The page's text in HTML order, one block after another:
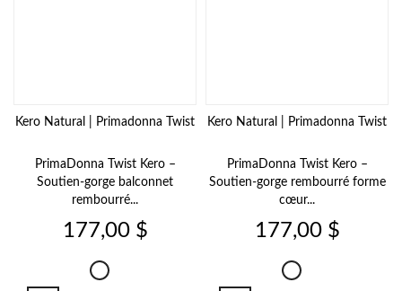
Kero Natural | Primadonna Twist
PrimaDonna Twist Kero –
Soutien-gorge balconnet
rembourré...
Prix
177,00 $
Kero
Kero Natural | Primadonna Twist
PrimaDonna Twist Kero –
Soutien-gorge rembourré forme
cœur...
Prix
177,00 $
Kero